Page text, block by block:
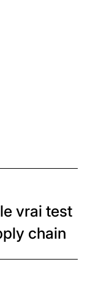
linkedin
via email
vrai test
chain